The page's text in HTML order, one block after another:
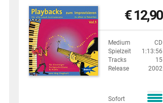
€ 12,90
Medium
CD
Spielzeit
1:13:56
Tracks
15
Release
2002
Sofort